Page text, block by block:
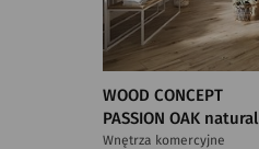
WOOD CONCEPT
PASSION OAK natural
Wnętrza komercyjne